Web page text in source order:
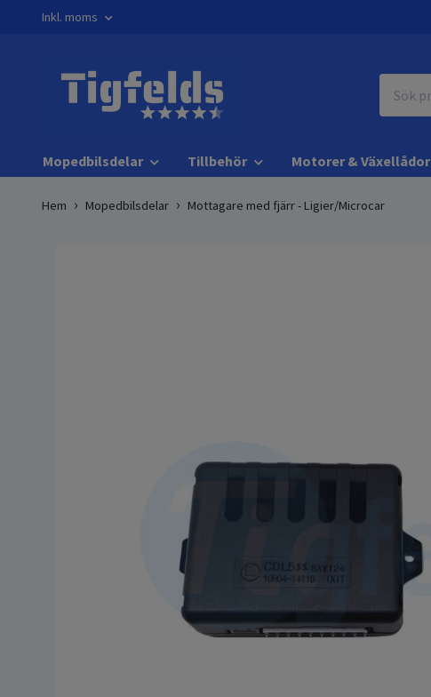
Inkl. moms
Mopedbilsdelar Tillbehör Motorer & Växellådor
Hem Mopedbilsdelar Mottagare med fjärr - Ligier/Microcar